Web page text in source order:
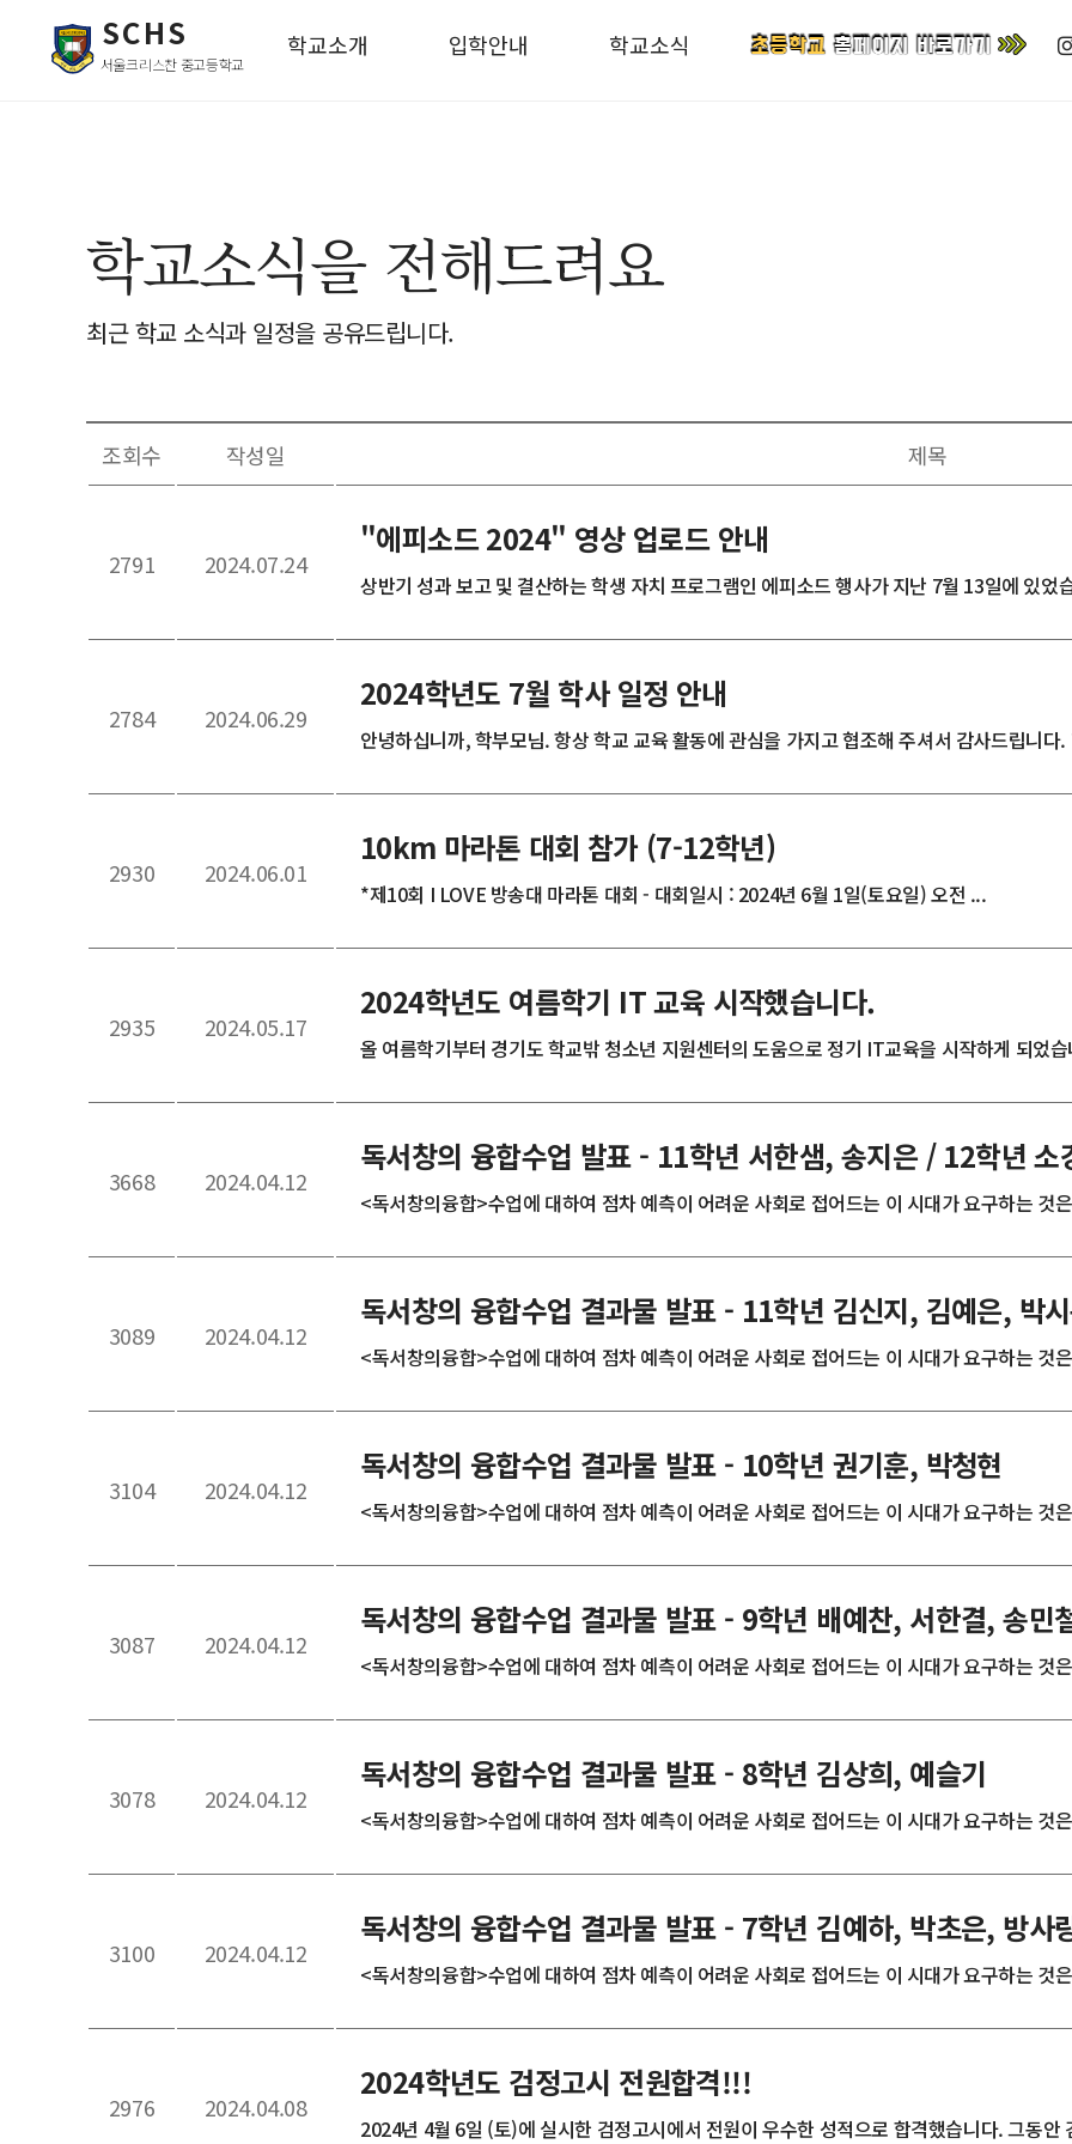
SCHS
서울크리스찬 중고등학교
학교소개 입학안내 학교소식
학교소식을 전해드려요
최근 학교 소식과 일정을 공유드립니다.
조회수 작성일 제목
2791 2024.07.24
"에피소드 2024" 영상 업로드 안내
상반기 성과 보고 및 결산하는 학생 자치 프로그램인 에피소드 행사가 지난 7월 13일에 있었
2784 2024.06.29
2024학년도 7월 학사 일정 안내
안녕하십니까, 학부모님. 항상 학교 교육 활동에 관심을 가지고 협조해 주셔서 감사드립니다
2930 2024.06.01
10km 마라톤 대회 참가 (7-12학년)
*제10회 I LOVE 방송대 마라톤 대회 - 대회일시 : 2024년 6월 1일(토요일) 오전 ...
2935 2024.05.17
2024학년도 여름학기 IT 교육 시작했습니다.
올 여름학기부터 경기도 학교밖 청소년 지원센터의 도움으로 정기 IT교육을 시작하게 되었
3668 2024.04.12
독서창의 융합수업 발표 - 11학년 서한샘, 송지은 / 12학년 소
<독서창의융합>수업에 대하여 점차 예측이 어려운 사회로 접어드는 이 시대가 요구하는 것
3089 2024.04.12
독서창의 융합수업 결과물 발표 - 11학년 김신지, 김예은, 박
<독서창의융합>수업에 대하여 점차 예측이 어려운 사회로 접어드는 이 시대가 요구하는 것
3104 2024.04.12
독서창의 융합수업 결과물 발표 - 10학년 권기훈, 박청현
<독서창의융합>수업에 대하여 점차 예측이 어려운 사회로 접어드는 이 시대가 요구하는 것
3087 2024.04.12
독서창의 융합수업 결과물 발표 - 9학년 배예찬, 서한결, 송민
<독서창의융합>수업에 대하여 점차 예측이 어려운 사회로 접어드는 이 시대가 요구하는 것
3078 2024.04.12
독서창의 융합수업 결과물 발표 - 8학년 김상희, 예슬기
<독서창의융합>수업에 대하여 점차 예측이 어려운 사회로 접어드는 이 시대가 요구하는 것
3100 2024.04.12
독서창의 융합수업 결과물 발표 - 7학년 김예하, 박초은, 방사
<독서창의융합>수업에 대하여 점차 예측이 어려운 사회로 접어드는 이 시대가 요구하는 것
2976 2024.04.08
2024학년도 검정고시 전원합격!!!
2024년 4월 6일 (토)에 실시한 검정고시에서 전원이 우수한 성적으로 합격했습니다. 그동안